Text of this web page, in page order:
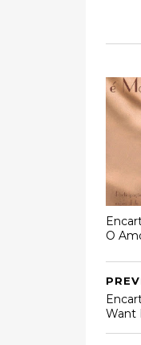
O
Want